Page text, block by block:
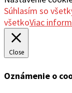
Súhlasím so
všetkoViac
Close
Oznámenie o